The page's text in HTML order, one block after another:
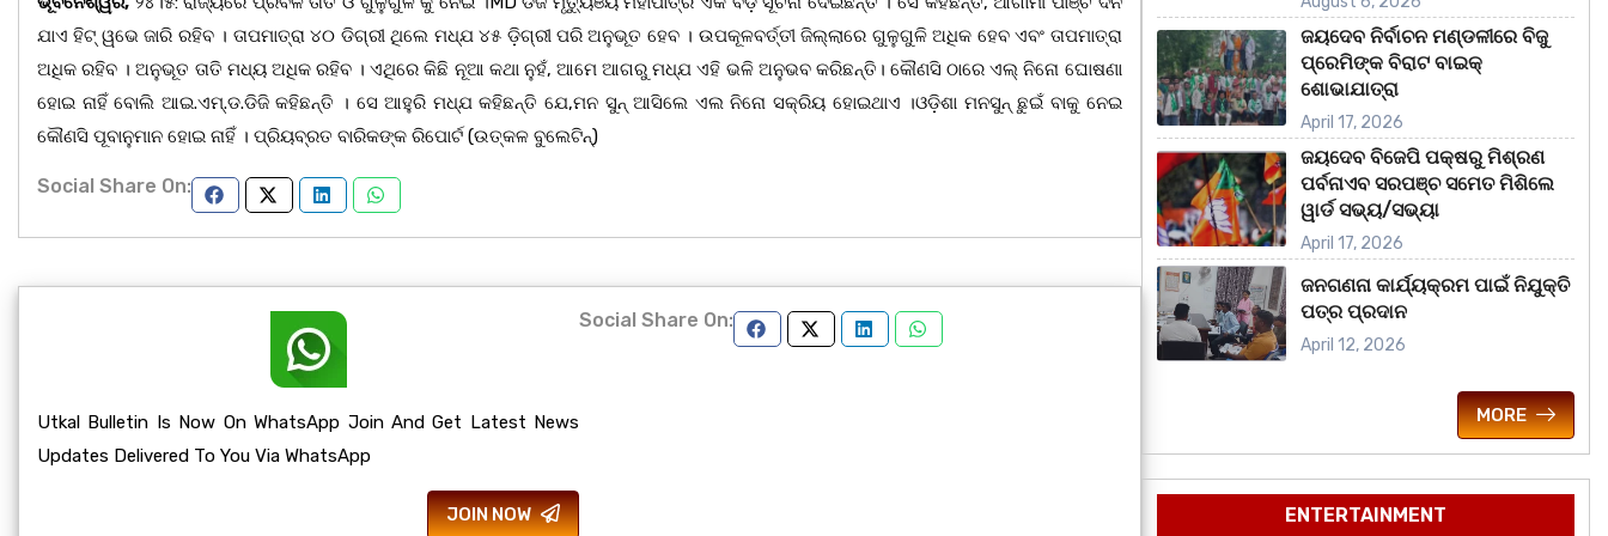
ଯାଏ ହିଟ୍ ୱଭେ ଜାରି ରହିବ । ତାପମାତ୍ରା ୪୦ ଡିଗ୍ରୀ ଥିଲେ ମଧ୍ଯ ୪୫ ଡ଼ିଗ୍ରୀ ପରି ଅନୁଭୂତ ହେବ । ଉପକୂଳବର୍ତ୍ତୀ ଜିଲ୍ଲାରେ ଗୁଳୁଗୁଳି ଅଧିକ ହେବ ଏବଂ ତାପମାତ୍ରା
ଅଧିକ ରହିବ । ଅନୁଭୂତ ତାତି ମଧ୍ୟ ଅଧିକ ରହିବ । ଏଥିରେ କିଛି ନୂଆ କଥା ନୁହଁ, ଆମେ ଆଗରୁ ମଧ୍ଯ ଏହି ଭଳି ଅନୁଭବ କରିଛନ୍ତି। କୌଣସି ଠାରେ ଏଲ୍ ନିନୋ ଘୋଷଣା
ହୋଇ ନାହିଁ ବୋଲି ଆଇ.ଏମ୍.ଡ.ଡିଜି କହିଛନ୍ତି । ସେ ଆହୁରି ମଧ୍ଯ କହିଛନ୍ତି ଯେ,ମନ ସୁନ୍ ଆସିଲେ ଏଲ ନିନୋ ସକ୍ରିୟ ହୋଇଥାଏ ।ଓଡ଼ିଶା ମନସୁନ୍‌ ଛୁଇଁ ବାକୁ ନେଇ
କୌଣସି ପୂବାନୁମାନ ହୋଇ ନାହିଁ । ପ୍ରିୟବ୍ରତ ବାରିକଙ୍କ ରିପୋର୍ଟ (ଉତ୍କଳ ବୁଲେଟିନ୍‌)
Social Share On:
Utkal Bulletin Is Now On WhatsApp Join And Get Latest News
Updates Delivered To You Via WhatsApp
JOIN NOW
Social Share On:
ଜୟଦେବ ନିର୍ବାଚନ ମଣ୍ଡଳୀରେ ବିଜୁ
ପ୍ରେମିଙ୍କ ବିରାଟ ବାଇକ୍
ଶୋଭାଯାତ୍ରା
April 17, 2026
ଜୟଦେବ ବିଜେପି ପକ୍ଷରୁ ମିଶ୍ରଣ
ପର୍ବନାଏବ ସରପଞ୍ଚ ସମେତ ମିଶିଲେ
ୱାର୍ଡ ସଭ୍ୟ/ସଭ୍ୟା
April 17, 2026
ଜନଗଣନା କାର୍ଯ୍ୟକ୍ରମ ପାଇଁ ନିଯୁକ୍ତି
ପତ୍ର ପ୍ରଦାନ
April 12, 2026
MORE
ENTERTAINMENT